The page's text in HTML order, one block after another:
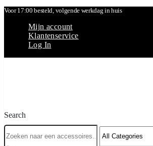
Voor 17:00 besteld, volgende werkdag in huis
Mijn account
Klantenservice
Log In
Search